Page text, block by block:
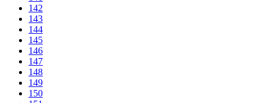
142
143
144
145
146
147
148
149
150